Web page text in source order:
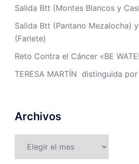
Salida Btt (Montes Blancos y
Salida Btt (Pantano Mezalocha)
(Farlete)
Reto Contra el Cáncer «BE
TERESA MARTÍN distinguida por
Archivos